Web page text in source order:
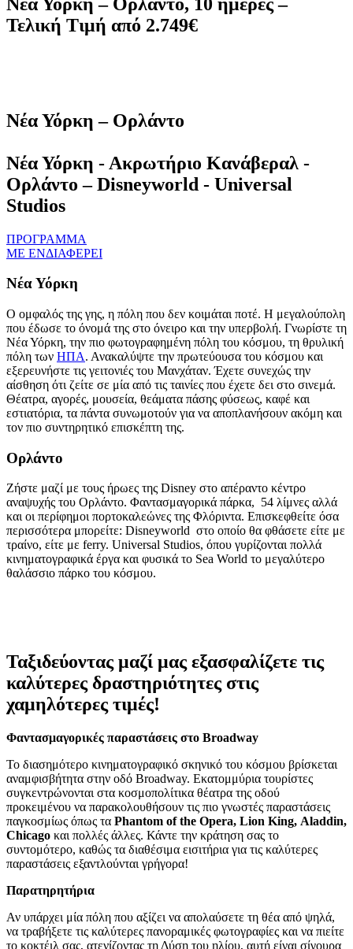
Τελική Τιμή από 2.749€
Νέα Υόρκη – Ορλάντο
Νέα Υόρκη - Ακρωτήριο Κανάβεραλ -
Ορλάντο – Disneyworld - Universal
Studios
ΠΡΟΓΡΑΜΜΑ
ΜΕ ΕΝΔΙΑΦΕΡΕΙ
Νέα Υόρκη
Ο ομφαλός της γης, η πόλη που δεν κοιμάται ποτέ. Η μεγαλούπολη
που έδωσε το όνομά της στο όνειρο και την υπερβολή. Γνωρίστε τη
Νέα Υόρκη, την πιο φωτογραφημένη πόλη του κόσμου, τη θρυλική
πόλη των ΗΠΑ. Ανακαλύψτε την πρωτεύουσα του κόσμου και
εξερευνήστε τις γειτονιές του Μανχάταν. Έχετε συνεχώς την
αίσθηση ότι ζείτε σε μία από τις ταινίες που έχετε δει στο σινεμά.
Θέατρα, αγορές, μουσεία, θεάματα πάσης φύσεως, καφέ και
εστιατόρια, τα πάντα συνωμοτούν για να αποπλανήσουν ακόμη και
τον πιο συντηρητικό επισκέπτη της.
Ορλάντο
Ζήστε μαζί με τους ήρωες της Disney στο απέραντο κέντρο
αναψυχής του Ορλάντο. Φαντασμαγορικά πάρκα, 54 λίμνες αλλά
και οι περίφημοι πορτοκαλεώνες της Φλόριντα. Επισκεφθείτε όσα
περισσότερα μπορείτε: Disneyworld στο οποίο θα φθάσετε είτε με
τραίνο, είτε με ferry. Universal Studios, όπου γυρίζονται πολλά
κινηματογραφικά έργα και φυσικά το Sea World το μεγαλύτερο
θαλάσσιο πάρκο του κόσμου.
Ταξιδεύοντας μαζί μας εξασφαλίζετε τις
καλύτερες δραστηριότητες στις
χαμηλότερες τιμές!
Φαντασμαγορικές παραστάσεις στο Broadway
Το διασημότερο κινηματογραφικό σκηνικό του κόσμου βρίσκεται
αναμφισβήτητα στην οδό Broadway. Εκατομμύρια τουρίστες
συγκεντρώνονται στα κοσμοπολίτικα θέατρα της οδού
προκειμένου να παρακολουθήσουν τις πιο γνωστές παραστάσεις
παγκοσμίως όπως τα Phantom of the Opera, Lion King, Αladdin,
Chicago και πολλές άλλες. Κάντε την κράτηση σας το
συντομότερο, καθώς τα διαθέσιμα εισιτήρια για τις καλύτερες
παραστάσεις εξαντλούνται γρήγορα!
Παρατηρητήρια
Αν υπάρχει μία πόλη που αξίζει να απολαύσετε τη θέα από ψηλά,
να τραβήξετε τις καλύτερες πανοραμικές φωτογραφίες και να πιείτε
το κοκτέιλ σας, ατενίζοντας τη Δύση του ηλίου, αυτή είναι σίγουρα